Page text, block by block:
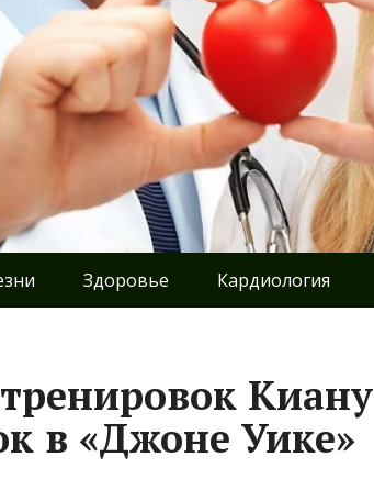
Здоровье Кардиология
Киану
в «Джоне Уике»